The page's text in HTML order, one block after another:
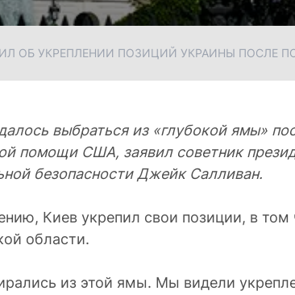
ОБ УКРЕПЛЕНИИ ПОЗИЦИЙ УКРАИНЫ ПОСЛЕ
выбраться из «глубокой ямы»
помощи США, заявил советник
безопасности Джейк Салливан.
Киев укрепил свои позиции, в том
области.
из этой ямы. Мы видели